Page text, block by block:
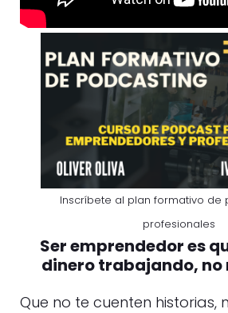
Inscríbete al plan formativo de
profesionales
Ser emprendedor es
dinero trabajando, no
Que no te cuenten historias,